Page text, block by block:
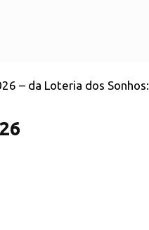
– da Loteria dos Sonhos: